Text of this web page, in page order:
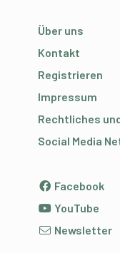
Über uns
Kontakt
Registrieren
Impressum
Rechtliches
Social Media
Facebook
YouTube
Newsletter